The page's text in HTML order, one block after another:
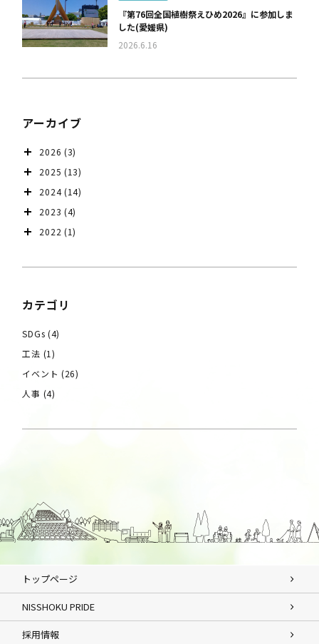
『第76回全国植樹祭えひめ2026』に参加しま
した(愛媛県)
2026.6.16
アーカイブ
2026 (3)
2025 (13)
2024(14)
2023 (4)
2022 (1)
カテゴリ
SDGs (4)
工法 (1)
イベント (26)
人事 (4)
トップページ
NISSHOKU PRIDE
採用情報